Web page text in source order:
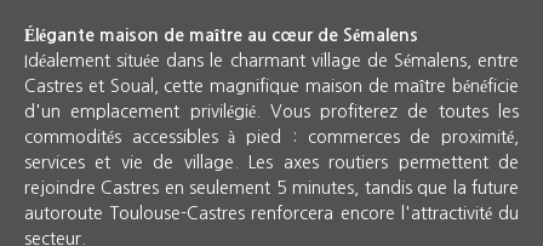
Élégante maison de maître au cœur de Sémalens
Idéalement située dans le charmant village de Sémalens, entre
Castres et Soual, cette magnifique maison de maître bénéficie
d'un emplacement privilégié. Vous profiterez de toutes les
commodités accessibles à pied : commerces de proximité,
services et vie de village. Les axes routiers permettent de
rejoindre Castres en seulement 5 minutes, tandis que la future
autoroute Toulouse-Castres renforcera encore l'attractivité du
secteur.